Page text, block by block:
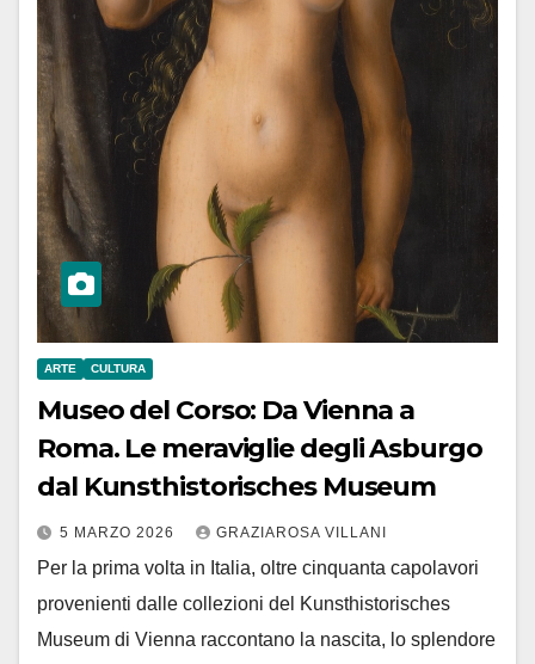
ARTE CULTURA
Museo del Corso: Da Vienna a
Roma. Le meraviglie degli Asburgo
dal Kunsthistorisches Museum
5 MARZO 2026 GRAZIAROSA VILLANI
Per la prima volta in Italia, oltre cinquanta capolavori
provenienti dalle collezioni del Kunsthistorisches
Museum di Vienna raccontano la nascita, lo splendore